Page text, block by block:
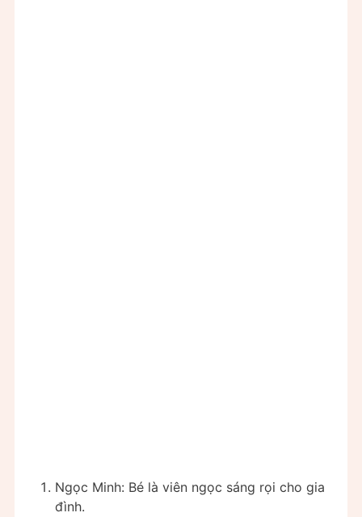
Ngọc Minh: Bé là viên ngọc sáng rọi cho gia
đình.